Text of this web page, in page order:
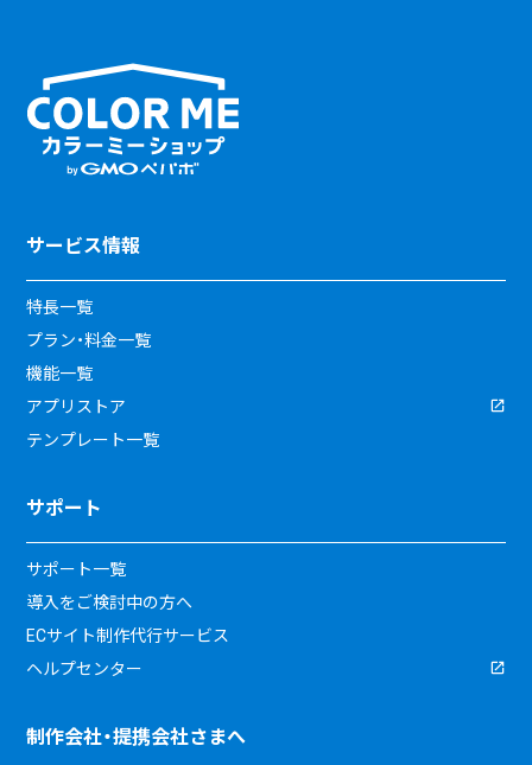
サービス情報
特長一覧
プラン・料金一覧
機能一覧
アプリストア
テンプレート一覧
サポート
サポート一覧
導入をご検討中の方へ
ECサイト制作代行サービス
ヘルプセンター
制作会社・提携会社さまへ